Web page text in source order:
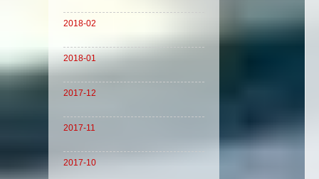
2018-02
2018-01
2017-12
2017-11
2017-10